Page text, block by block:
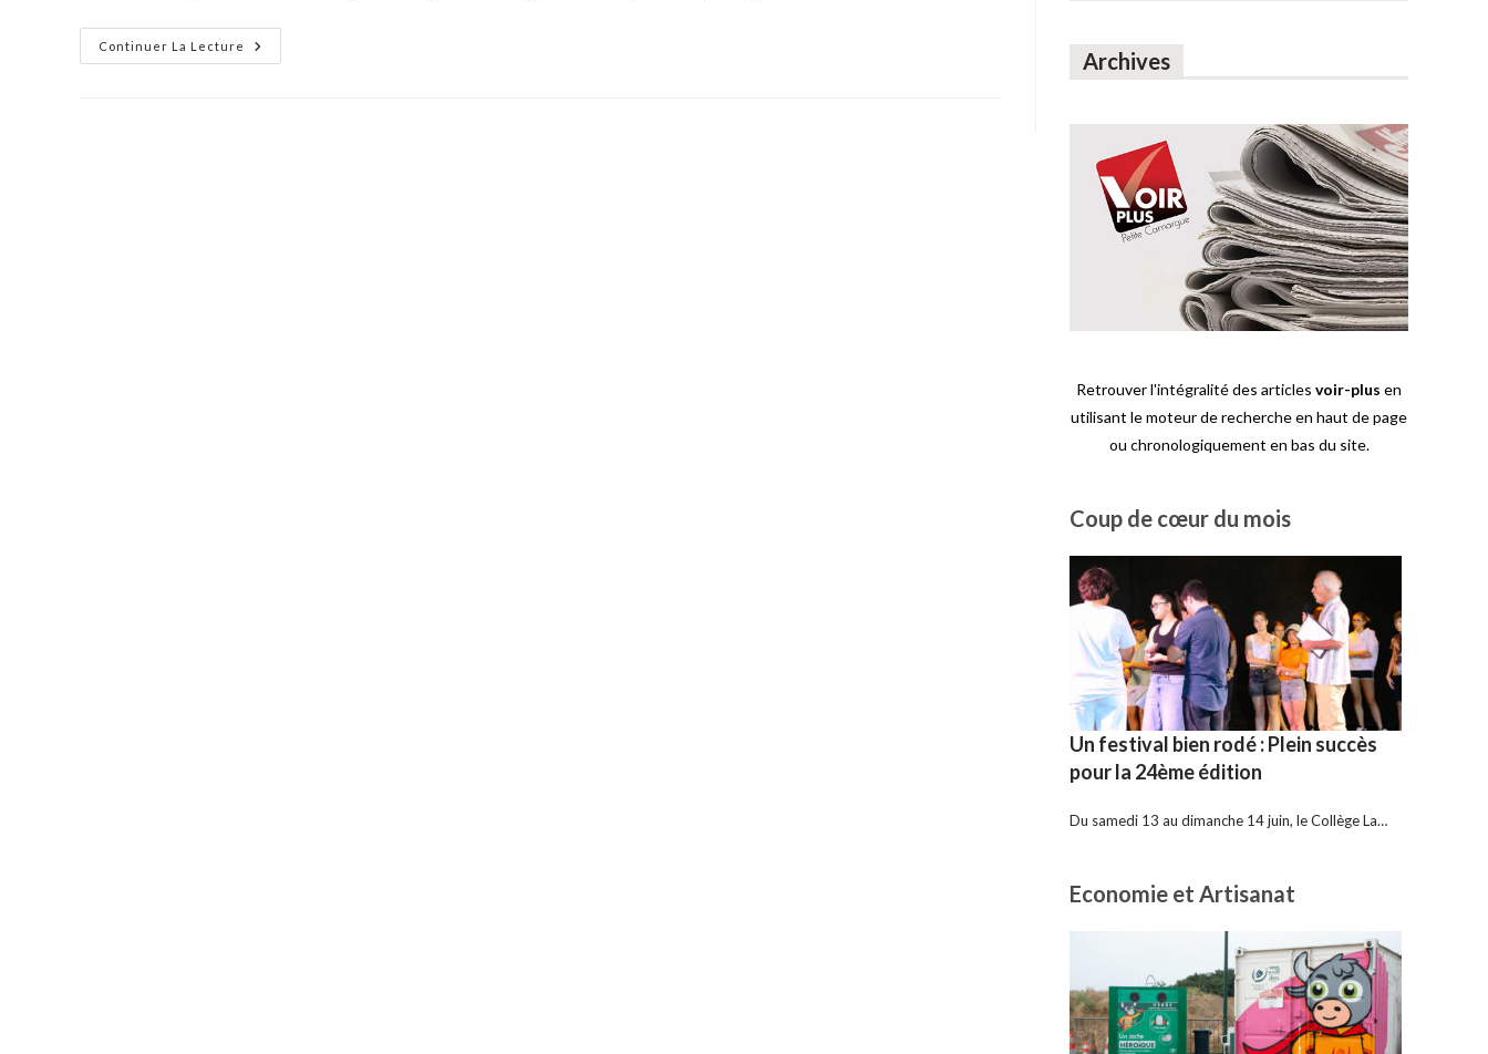
Continuer La Lecture
Semaine
Européenne
Archives
Retrouver l'intégralité des articles voir-plus en
utilisant le moteur de recherche en haut de page
ou chronologiquement en bas du site.
Coup de cœur du mois
Un festival bien rodé : Plein succès
pour la 24ème édition
Du samedi 13 au dimanche 14 juin, le Collège La…
Economie et Artisanat